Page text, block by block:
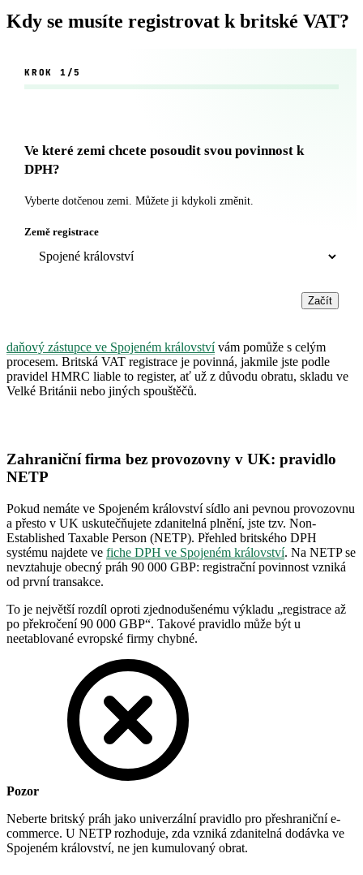
Kdy se musíte registrovat k britské VAT?
KROK 1/5
Ve které zemi chcete posoudit svou povinnost k
DPH?
Vyberte dotčenou zemi. Můžete ji kdykoli změnit.
Země registrace
Začít
daňový zástupce ve Spojeném královstvívám pomůže s celým
procesem. Britská VAT registrace je povinná, jakmile jste podle
pravidel HMRC liable to register, ať už z důvodu obratu, skladu ve
Velké Británii nebo jiných spouštěčů.
Zahraniční firma bez provozovny v UK: pravidlo
NETP
Pokud nemáte ve Spojeném království sídlo ani pevnou provozovnu
a přesto v UK uskutečňujete zdanitelná plnění, jste tzv. Non-
Established Taxable Person (NETP). Přehled britského DPH
systému najdete ve fiche DPH ve Spojeném království. Na NETP se
nevztahuje obecný práh 90 000 GBP: registrační povinnost vzniká
od první transakce.
To je největší rozdíl oproti zjednodušenému výkladu „registrace až
po překročení 90 000 GBP“. Takové pravidlo může být u
neetablované evropské firmy chybné.
Pozor
Neberte britský práh jako univerzální pravidlo pro přeshraniční e-
commerce. U NETP rozhoduje, zda vzniká zdanitelná dodávka ve
Spojeném království, ne jen kumulovaný obrat.